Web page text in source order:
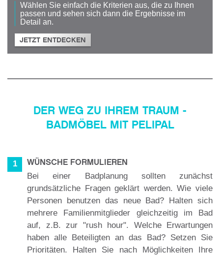
Wählen Sie einfach die Kriterien aus, die zu Ihnen
passen und sehen sich dann die Ergebnisse im
Detail an.
JETZT ENTDECKEN
DER WEG ZU IHREM TRAUM -
BADMÖBEL MIT PELIPAL
1 WÜNSCHE FORMULIEREN
Bei einer Badplanung sollten zunächst
grundsätzliche Fragen geklärt werden. Wie viele
Personen benutzen das neue Bad? Halten sich
mehrere Familienmitglieder gleichzeitig im Bad
auf, z.B. zur "rush hour". Welche Erwartungen
haben alle Beteiligten an das Bad? Setzen Sie
Prioritäten. Halten Sie nach Möglichkeiten Ihre